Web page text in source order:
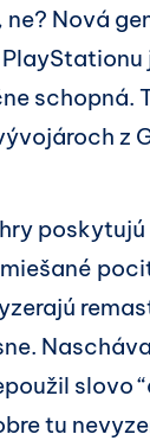
ne? Nová
schopná.
z
poskytujú
slovo
tu